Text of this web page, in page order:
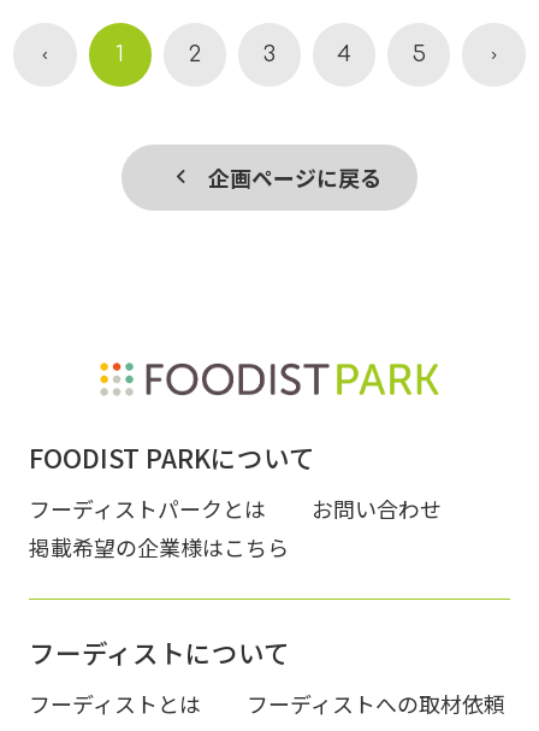
1 2 3 4 5
企画ページに戻る
FOODIST PARKについて
フーディストパークとは
お問い合わせ
掲載希望の企業様はこちら
フーディストについて
フーディストとは フーディストへの取材依頼